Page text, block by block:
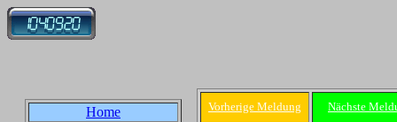
Home
Vorherige Meldung Nächste